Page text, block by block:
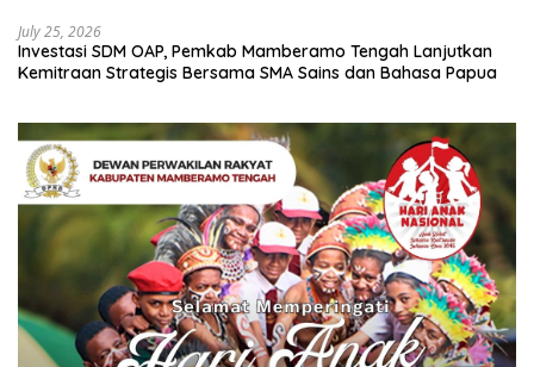
July 25, 2026
Investasi SDM OAP, Pemkab Mamberamo Tengah Lanjutkan
Kemitraan Strategis Bersama SMA Sains dan Bahasa Papua